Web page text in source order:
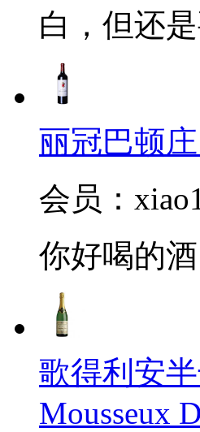
白，但还
丽冠巴顿庄
会员：
你好喝的
歌得利安
Mousseux